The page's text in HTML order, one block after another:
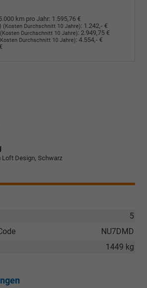
km pro Jahr: 1.595,76 €
(Kosten Durchschnitt 10 Jahre): 1.242,- €
(Kosten Durchschnitt 10 Jahre): 2.949,75 €
Durchschnitt 10 Jahre): 4.554,- €
Design, Schwarz
5
NU7DMD
1449 kg